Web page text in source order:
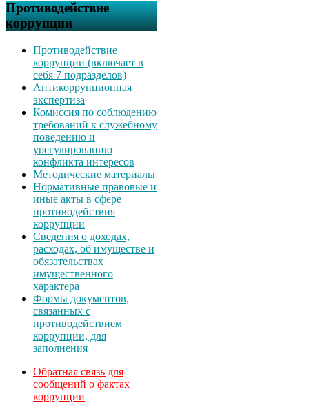
Противодействие
коррупции
Противодействие
коррупции (включает в
себя 7 подразделов)
Антикоррупционная
экспертиза
Комиссия по соблюдению
требований к служебному
поведению и
урегулированию
конфликта интересов
Методические материалы
Нормативные правовые и
иные акты в сфере
противодействия
коррупции
Сведения о доходах,
расходах, об имуществе и
обязательствах
имущественного
характера
Формы документов,
связанных с
противодействием
коррупции, для
заполнения
Обратная связь для
сообщений о фактах
коррупции